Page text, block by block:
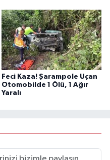
Feci Kaza! Şarampole Uçan
Otomobilde 1 Ölü, 1 Ağır
Yaralı